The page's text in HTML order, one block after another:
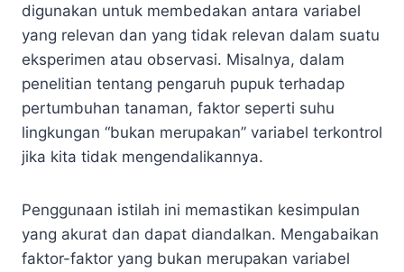
digunakan untuk membedakan antara variabel
yang relevan dan yang tidak relevan dalam suatu
eksperimen atau observasi. Misalnya, dalam
penelitian tentang pengaruh pupuk terhadap
pertumbuhan tanaman, faktor seperti suhu
lingkungan “bukan merupakan” variabel terkontrol
jika kita tidak mengendalikannya.
Penggunaan istilah ini memastikan kesimpulan
yang akurat dan dapat diandalkan. Mengabaikan
faktor-faktor yang bukan merupakan variabel